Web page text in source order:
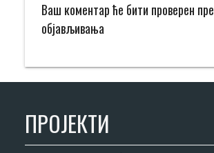
Ваш коментар ће бити проверен пре
објављивања
ПРОЈЕКТИ